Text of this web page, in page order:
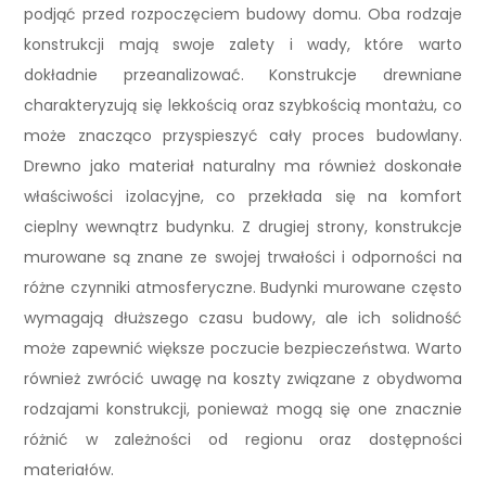
podjąć przed rozpoczęciem budowy domu. Oba rodzaje
konstrukcji mają swoje zalety i wady, które warto
dokładnie przeanalizować. Konstrukcje drewniane
charakteryzują się lekkością oraz szybkością montażu, co
może znacząco przyspieszyć cały proces budowlany.
Drewno jako materiał naturalny ma również doskonałe
właściwości izolacyjne, co przekłada się na komfort
cieplny wewnątrz budynku. Z drugiej strony, konstrukcje
murowane są znane ze swojej trwałości i odporności na
różne czynniki atmosferyczne. Budynki murowane często
wymagają dłuższego czasu budowy, ale ich solidność
może zapewnić większe poczucie bezpieczeństwa. Warto
również zwrócić uwagę na koszty związane z obydwoma
rodzajami konstrukcji, ponieważ mogą się one znacznie
różnić w zależności od regionu oraz dostępności
materiałów.